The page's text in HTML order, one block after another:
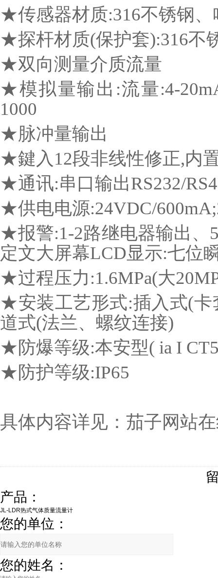
★传感器材质:316不锈钢、
★探杆材质(保护套):316不
★双向测量介质流量
★模拟量输出:流量:4-
1000
★脉冲量输出
★鍵入12段非线性修正,内
★通讯:串口输出RS232/
★供电电源:24VDC/
★报警:1-2路继电器输出、
定文大屏幕LCD显示:七位
★过程压力:1.6MPa(大
★安装工艺形式:插入式(卡
道式(法兰、螺纹连接)
★防爆等级:本安型( ia I
★防护等级:IP65
具体内容详见：茄子网站
产品：
您的单位：
您的姓名：